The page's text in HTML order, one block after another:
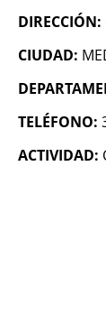
DIRECCIÓN:
CIUDAD:
TELÉFONO:
ACTIVIDAD: